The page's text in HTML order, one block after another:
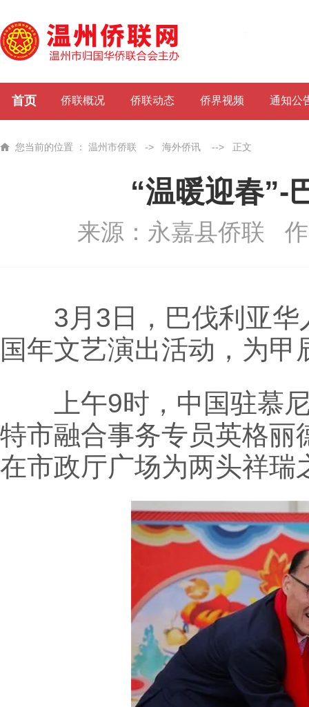
首页 侨联概况 侨联动态 侨界视频 通知公
您当前的位置 ： 温州市侨联 -> 海外侨讯 --> 正文
“温暖迎春”-
来源：永嘉县侨联
3月3日，巴伐利亚华
国年文艺演出活动，为甲
上午9时，中国驻慕尼
特市融合事务专员英格丽
在市政厅广场为两头祥瑞